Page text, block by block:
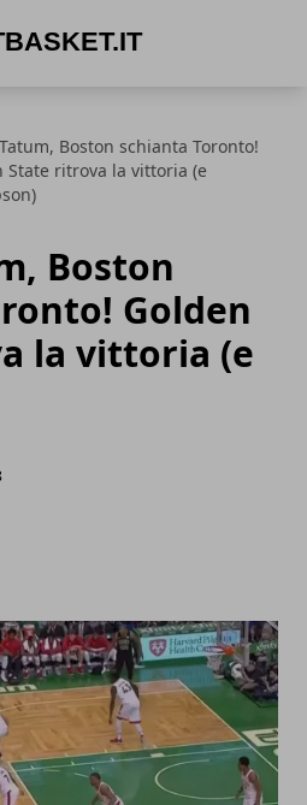
Boston schianta Toronto!
State ritrova la vittoria (e
Boston
Golden
la vittoria (e